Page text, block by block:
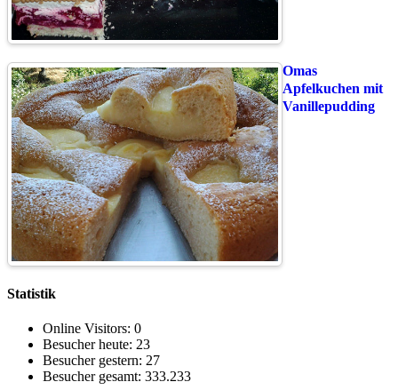
Omas
Apfelkuchen mit
Vanillepudding
Statistik
Online Visitors: 0
Besucher heute: 23
Besucher gestern: 27
Besucher gesamt: 333.233